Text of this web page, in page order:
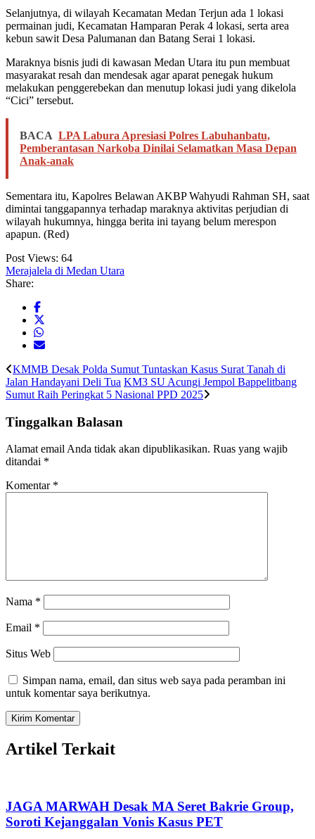
Selanjutnya, di wilayah Kecamatan Medan Terjun ada 1 lokasi
permainan judi, Kecamatan Hamparan Perak 4 lokasi, serta area
kebun sawit Desa Palumanan dan Batang Serai 1 lokasi.
Maraknya bisnis judi di kawasan Medan Utara itu pun membuat
masyarakat resah dan mendesak agar aparat penegak hukum
melakukan penggerebekan dan menutup lokasi judi yang dikelola
“Cici” tersebut.
BACA LPA Labura Apresiasi Polres Labuhanbatu,
Pemberantasan Narkoba Dinilai Selamatkan Masa Depan
Anak-anak
Sementara itu, Kapolres Belawan AKBP Wahyudi Rahman SH, saat
dimintai tanggapannya terhadap maraknya aktivitas perjudian di
wilayah hukumnya, hingga berita ini tayang belum merespon
apapun. (Red)
Post Views: 64
Merajalela di Medan Utara
Share:
KMMB Desak Polda Sumut Tuntaskan Kasus Surat Tanah di
Jalan Handayani Deli Tua KM3 SU Acungi Jempol Bappelitbang
Sumut Raih Peringkat 5 Nasional PPD 2025
Tinggalkan Balasan
Alamat email Anda tidak akan dipublikasikan. Ruas yang wajib
ditandai *
Komentar *
Nama *
Email *
Situs Web
Simpan nama, email, dan situs web saya pada peramban ini
untuk komentar saya berikutnya.
Artikel Terkait
JAGA MARWAH Desak MA Seret Bakrie Group,
Soroti Kejanggalan Vonis Kasus PET